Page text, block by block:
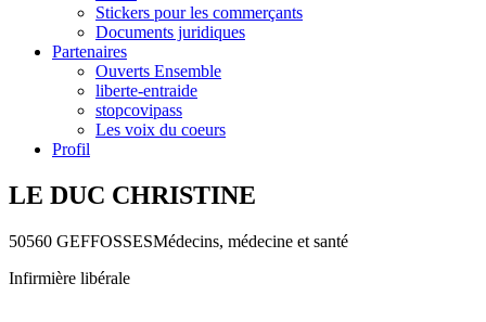
Stickers pour les commerçants
Documents juridiques
Partenaires
Ouverts Ensemble
liberte-entraide
stopcovipass
Les voix du coeurs
Profil
LE DUC CHRISTINE
50560 GEFFOSSESMédecins, médecine et santé
Infirmière libérale